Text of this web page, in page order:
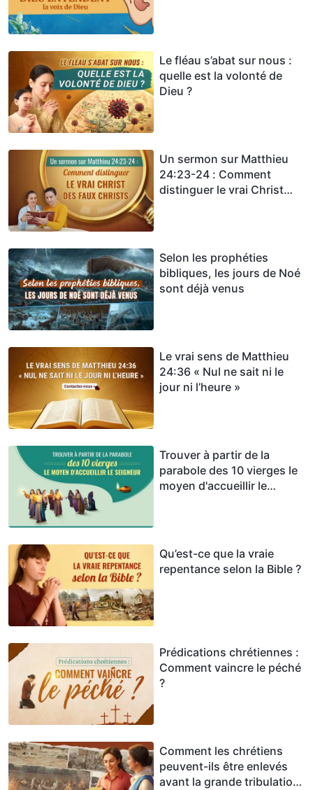
Le fléau s’abat sur nous :
quelle est la volonté de
Dieu ?
Un sermon sur Matthieu
24:23-24 : Comment
distinguer le vrai Christ
Selon les prophéties
bibliques, les jours de Noé
sont déjà venus
Le vrai sens de Matthieu
24:36 « Nul ne sait ni le
jour ni l’heure »
Trouver à partir de la
parabole des 10 vierges le
moyen d'accueillir le
Qu’est-ce que la vraie
repentance selon la Bible ?
Prédications chrétiennes :
Comment vaincre le péché
?
Comment les chrétiens
peuvent-ils être enlevés
avant la grande tribulation